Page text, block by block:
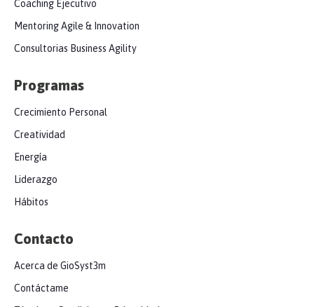
Coaching Ejecutivo
Mentoring Agile & Innovation
Consultorias Business Agility
Programas
Crecimiento Personal
Creatividad
Energía
Liderazgo
Hábitos
Contacto
Acerca de GioSyst3m
Contáctame